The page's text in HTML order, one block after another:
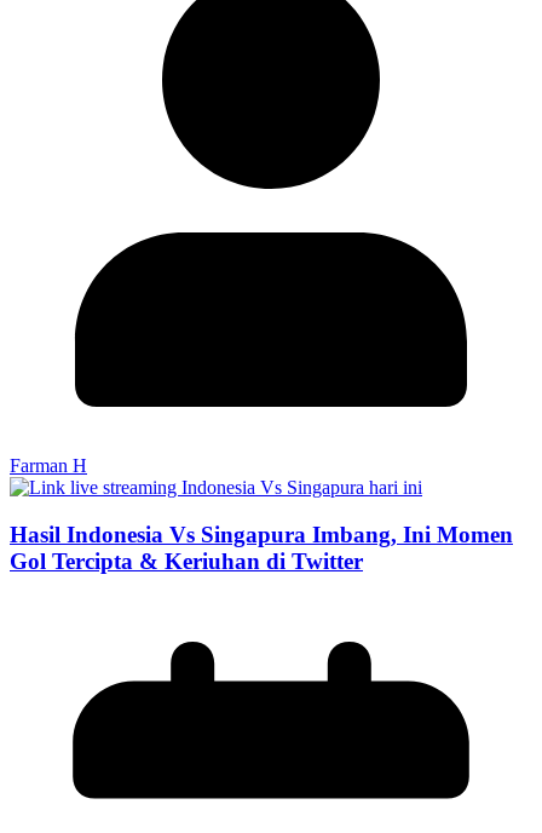
Farman H
Hasil Indonesia Vs Singapura Imbang, Ini Momen
Gol Tercipta & Keriuhan di Twitter